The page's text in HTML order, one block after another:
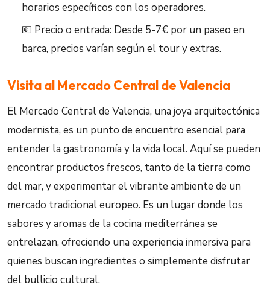
horarios específicos con los operadores.
💶 Precio o entrada: Desde 5-7€ por un paseo en
barca, precios varían según el tour y extras.
Visita al Mercado Central de Valencia
El Mercado Central de Valencia, una joya arquitectónica
modernista, es un punto de encuentro esencial para
entender la gastronomía y la vida local. Aquí se pueden
encontrar productos frescos, tanto de la tierra como
del mar, y experimentar el vibrante ambiente de un
mercado tradicional europeo. Es un lugar donde los
sabores y aromas de la cocina mediterránea se
entrelazan, ofreciendo una experiencia inmersiva para
quienes buscan ingredientes o simplemente disfrutar
del bullicio cultural.